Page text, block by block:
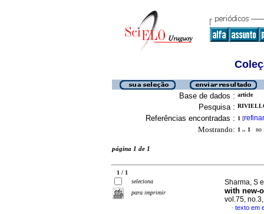
Base de dados : article
Pesquisa :
Referências encontradas : 1 [refinar
Mostrando: 1 .. 1 no
página 1 de 1
1 / 1
seleciona
para imprimir
Sharma, S
with new-
vol.75,
· texto em